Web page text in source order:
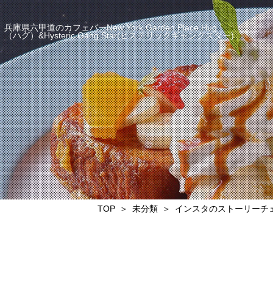
兵庫県六甲道のカフェバーNew York Garden Place Hug
（ハグ）&Hysteric Gang Star(ヒステリックギャングスター)
TOP 未分類 インスタのストーリーチ